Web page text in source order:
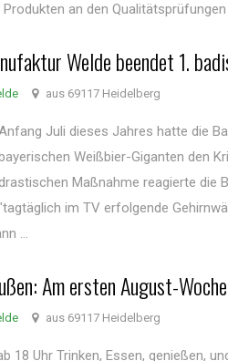
an den Qualitätsprüfungen
Welde beendet 1.
aus 69117 Heidelberg
Juli dieses Jahres hatte die
Weißbier-Giganten den
drastischen Maßnahme reagierte die
im TV erfolgende
...
Am ersten August-
aus 69117 Heidelberg
18 Uhr Trinken, Essen, genießen,